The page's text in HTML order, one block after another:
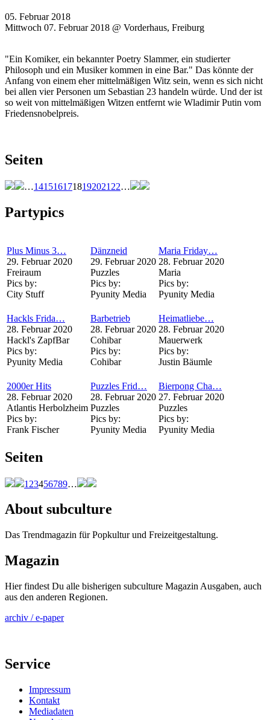
05. Februar 2018
Mittwoch 07. Februar 2018 @ Vorderhaus, Freiburg
"Ein Komiker, ein bekannter Poetry Slammer, ein studierter
Philosoph und ein Musiker kommen in eine Bar." Das könnte der
Anfang von einem eher mittelmäßigen Witz sein, wenn es sich nicht
bei allen vier Personen um Sebastian 23 handeln würde. Und der ist
so weit von mittelmäßigen Witzen entfernt wie Wladimir Putin vom
Friedensnobelpreis.
Seiten
…1415161718192021 22…
Partypics
Plus Minus 3…
29. Februar 2020
Freiraum
Pics by:
City Stuff
Dänzneid
29. Februar 2020
Puzzles
Pics by:
Pyunity Media
Maria Friday…
28. Februar 2020
Maria
Pics by:
Pyunity Media
Hackls Frida…
28. Februar 2020
Hackl's ZapfBar
Pics by:
Pyunity Media
Barbetrieb
28. Februar 2020
Cohibar
Pics by:
Cohibar
Heimatliebe…
28. Februar 2020
Mauerwerk
Pics by:
Justin Bäumle
2000er Hits
28. Februar 2020
Atlantis Herbolzheim
Pics by:
Frank Fischer
Puzzles Frid…
28. Februar 2020
Puzzles
Pics by:
Pyunity Media
Bierpong Cha…
27. Februar 2020
Puzzles
Pics by:
Pyunity Media
Seiten
1 23456789…
About subculture
Das Trendmagazin für Popkultur und Freizeitgestaltung.
Magazin
Hier findest Du alle bisherigen subculture Magazin Ausgaben, auch
aus den anderen Regionen.
archiv / e-paper
Service
Impressum
Kontakt
Mediadaten